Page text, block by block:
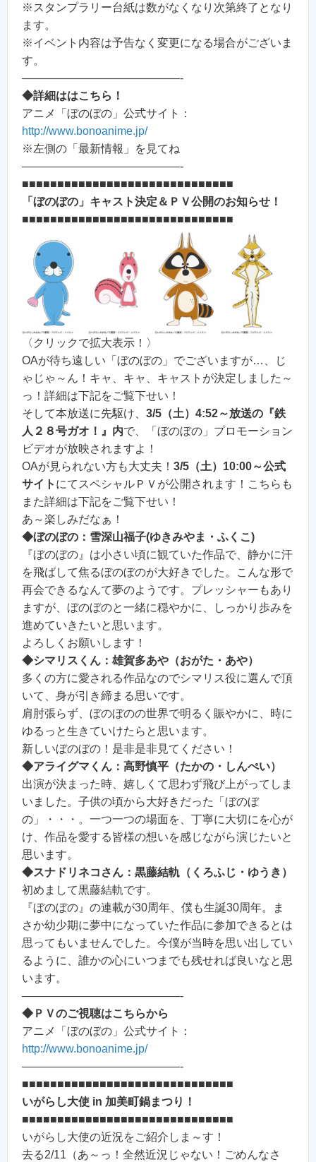
※スタンプラリー台紙は数がなくなり次第終了となり
ます。
※イベント内容は予告なく変更になる場合がございま
す。
——————————————-
◆詳細ははこちら！
アニメ「ぼのぼの」公式サイト：
http://www.bonoanime.jp/
※左側の「最新情報」を見てね
——————————————-
■■■■■■■■■■■■■■■■■■■■■■■■■■■■■■
「ぼのぼの」キャスト決定＆ＰＶ公開のお知らせ！
■■■■■■■■■■■■■■■■■■■■■■■■■■■■■■
〈クリックで拡大表示！〉
OAが待ち遠しい「ぼのぼの」でございますが…、じ
ゃじゃ～ん！キャ、キャ、キャストが決定しました～
っ！詳細は下記をご覧下せい！
そして本放送に先駆け、 3/5（土）4:52～放送の『鉄
人２８号ガオ！』内で、「ぼのぼの」プロモーション
ビデオが放映されますよ！
OAが見られない方も大丈夫！ 3/5（土）10:00～公式
サイト にてスペシャルＰＶが公開されます！こちらも
また詳細は下記をご覧下せい！
あ～楽しみだなぁ！
◆ぼのぼの：雪深山福子(ゆきみやま・ふくこ)
『ぼのぼの』は小さい頃に観ていた作品で、静かに汗
を飛ばして焦るぼのぼのが大好きでした。こんな形で
再会できるなんて夢のようです。プレッシャーもあり
ますが、ぼのぼのと一緒に穏やかに、しっかり歩みを
進めていきたいと思います。
よろしくお願いします！
◆シマリスくん：雄賀多あや（おがた・あや）
多くの方に愛される作品なのでシマリス役に選んで頂
いて、身が引き締まる思いです。
肩肘張らず、ぼのぼのの世界で明るく賑やかに、時に
ゆるっと生きていけたらと思います。
新しいぼのぼの！是非是非見てください！
◆アライグマくん：高野慎平（たかの・しんぺい）
出演が決まった時、嬉しくて思わず飛び上がってしま
いました。子供の頃から大好きだった「ぼのぼ
の」・・・。一つ一つの場面を、丁寧に大切にを心が
け、作品を愛する皆様の想いを感じながら演じたいと
思います。
◆スナドリネコさん：黒藤結軌（くろふじ・ゆうき）
初めまして黒藤結軌です。
『ぼのぼの』の連載が30周年、僕も生誕30周年。ま
さか幼少期に夢中になっていた作品に参加できるとは
思ってもいませんでした。今僕が当時を思い出してい
るように、誰かの心にいつまでも残せれば良いなと思
います。
——————————————-
◆ＰＶのご視聴はこちらから
アニメ「ぼのぼの」公式サイト：
http://www.bonoanime.jp/
——————————————-
■■■■■■■■■■■■■■■■■■■■■■■■■■■■■■
いがらし大使 in 加美町鍋まつり！
■■■■■■■■■■■■■■■■■■■■■■■■■■■■■■
いがらし大使の近況をご紹介しま～す！
去る2/11（あ～っ！全然近況じゃない！ごめんなさ